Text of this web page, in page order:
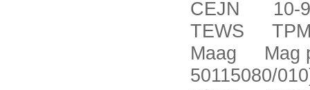
CEJN 10-
TEWS
Maag Mag
50115080/